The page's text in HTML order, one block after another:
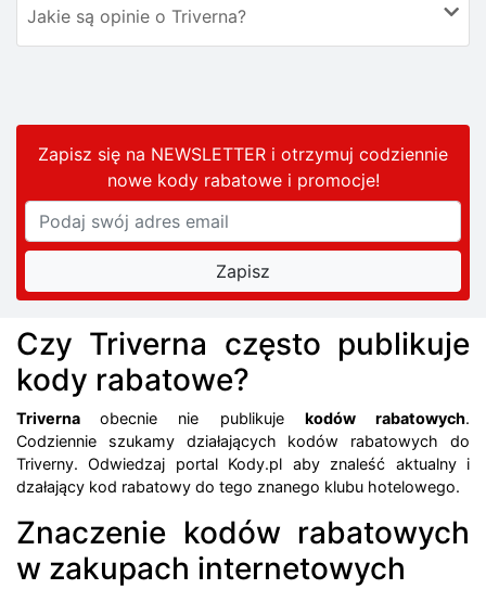
Jakie są opinie o Triverna?
Zapisz się na NEWSLETTER i otrzymuj codziennie
nowe kody rabatowei promocje!
Czy Triverna często publikuje
kody rabatowe?
Trivernaobecnie nie publikuje kodów rabatowych.
Codziennie szukamy działających kodów rabatowych do
Triverny. Odwiedzaj portal Kody.pl aby znaleść aktualny i
dzałający kod rabatowy do tego znanego klubu hotelowego.
Znaczenie kodów rabatowych
w zakupach internetowych